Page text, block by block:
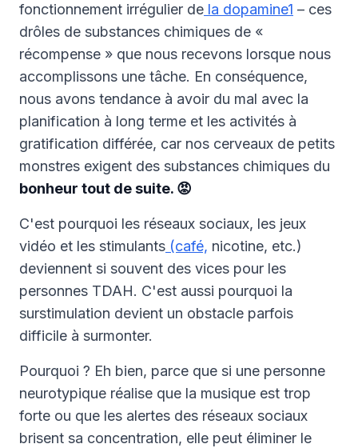
fonctionnement irrégulier de la dopamine1 – ces
drôles de substances chimiques de «
récompense » que nous recevons lorsque nous
accomplissons une tâche. En conséquence,
nous avons tendance à avoir du mal avec la
planification à long terme et les activités à
gratification différée, car nos cerveaux de petits
monstres exigent des substances chimiques du
bonheur tout de suite. 😡
C'est pourquoi les réseaux sociaux, les jeux
vidéo et les stimulants (café, nicotine, etc.)
deviennent si souvent des vices pour les
personnes TDAH. C'est aussi pourquoi la
surstimulation devient un obstacle parfois
difficile à surmonter.
Pourquoi ? Eh bien, parce que si une personne
neurotypique réalise que la musique est trop
forte ou que les alertes des réseaux sociaux
brisent sa concentration, elle peut éliminer le